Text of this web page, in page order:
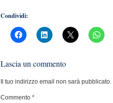
Condividi:
Lascia un commento
Il tuo indirizzo email non sarà pubblicato.
Commento *